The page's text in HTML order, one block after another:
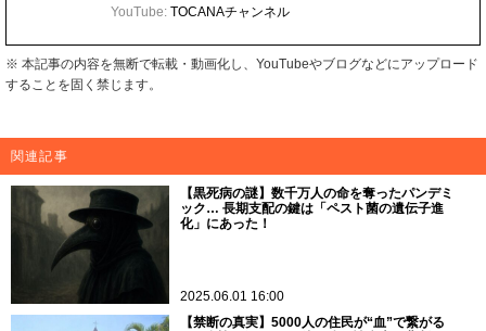
YouTube: TOCANAチャンネル
※ 本記事の内容を無断で転載・動画化し、YouTubeやブログなどにアップロード
することを固く禁じます。
関連記事
【黒死病の謎】数千万人の命を奪ったパンデミ
ック… 長期支配の鍵は「ペスト菌の遺伝子進
化」にあった！
2025.06.01 16:00
【禁断の真実】5000人の住民が“血”で繋がる